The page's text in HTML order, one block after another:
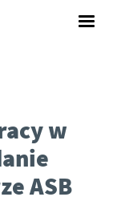
w
ASB